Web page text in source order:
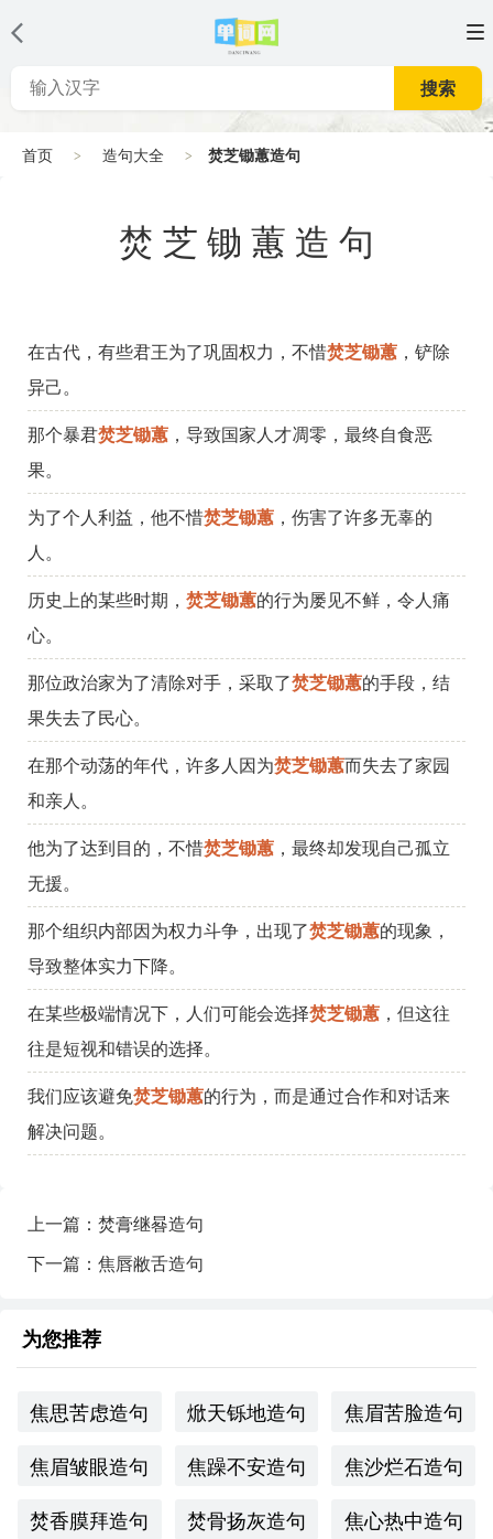
搜索
首页 造句大全 焚芝锄蕙造句
焚芝锄蕙造句
在古代，有些君王为了巩固权力，不惜焚芝锄蕙 ，铲除
异己。
那个暴君焚芝锄蕙 ，导致国家人才凋零，最终自食恶
果。
为了个人利益，他不惜焚芝锄蕙 ，伤害了许多无辜的
人。
历史上的某些时期， 焚芝锄蕙的行为屡见不鲜，令人痛
心。
那位政治家为了清除对手，采取了焚芝锄蕙的手段，结
果失去了民心。
在那个动荡的年代，许多人因为焚芝锄蕙而失去了家园
和亲人。
他为了达到目的，不惜焚芝锄蕙 ，最终却发现自己孤立
无援。
那个组织内部因为权力斗争，出现了焚芝锄蕙的现象，
导致整体实力下降。
在某些极端情况下，人们可能会选择焚芝锄蕙 ，但这往
往是短视和错误的选择。
我们应该避免焚芝锄蕙的行为，而是通过合作和对话来
解决问题。
上一篇：焚膏继晷造句
下一篇：焦唇敝舌造句
为您推荐
焦思苦虑造句 焮天铄地造句
焦眉苦脸造句
焦眉皱眼造句
焦躁不安造句
焦沙烂石造句
焚香膜拜造句
焚骨扬灰造句
焦心热中造句